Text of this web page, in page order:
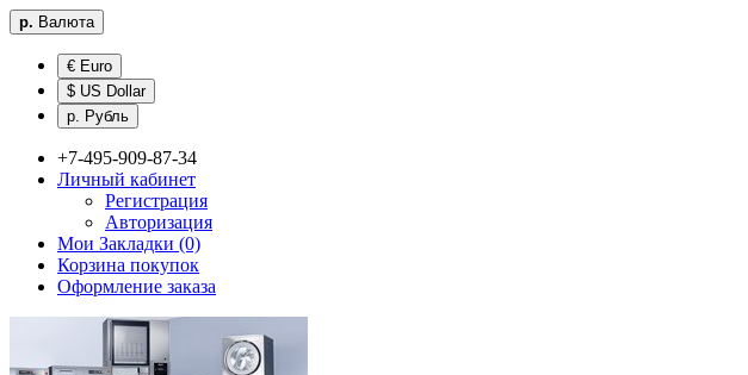
р. Валюта
€ Euro
$ US Dollar
р. Рубль
+7-495-909-87-34
Личный кабинет
Регистрация
Авторизация
Мои Закладки (0)
Корзина покупок
Оформление заказа